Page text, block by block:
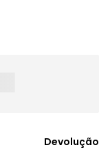
Devolução